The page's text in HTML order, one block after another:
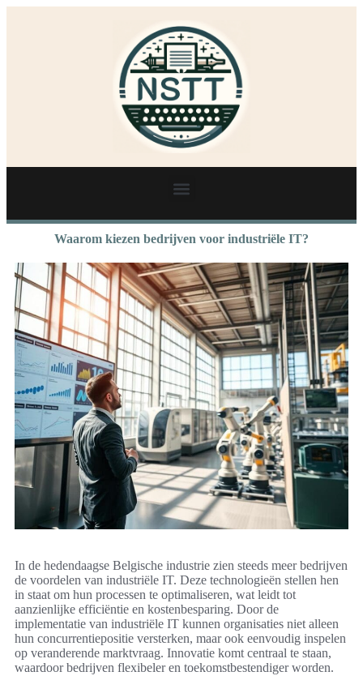
Waarom kiezen bedrijven voor industriële IT?
In de hedendaagse Belgische industrie zien steeds meer bedrijven
de voordelen van industriële IT. Deze technologieën stellen hen
in staat om hun processen te optimaliseren, wat leidt tot
aanzienlijke efficiëntie en kostenbesparing. Door de
implementatie van industriële IT kunnen organisaties niet alleen
hun concurrentiepositie versterken, maar ook eenvoudig inspelen
op veranderende marktvraag. Innovatie komt centraal te staan,
waardoor bedrijven flexibeler en toekomstbestendiger worden.